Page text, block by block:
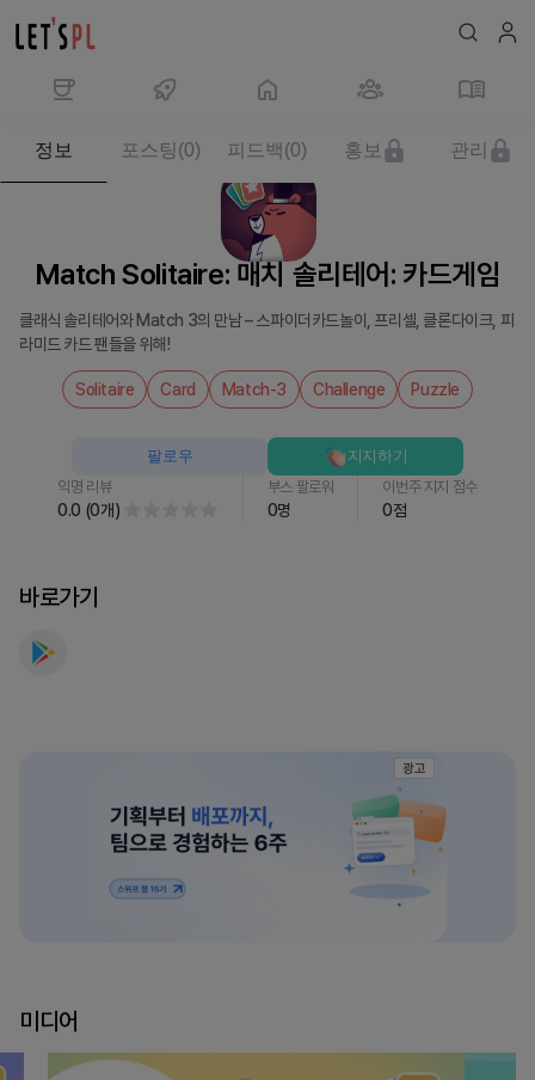
서
MatchMatch Solitaire: 매치 솔리테어: 카드게임
클래식 솔리테어와 Match 3의 만남 – 스파이더카드놀이, 프리셀, 클론다이크, 피
라미드 카드 팬들을 위해!
Solitaire Card Match-3 Challenge Puzzle
익명 리뷰
0.0 (0개)
부스 팔로워
0명
이번주 지지 점수
0점
팔로우 지지하기
정보 포스팅(0) 피드백 (0) 홍보 관리
바로가기
광고
미디어